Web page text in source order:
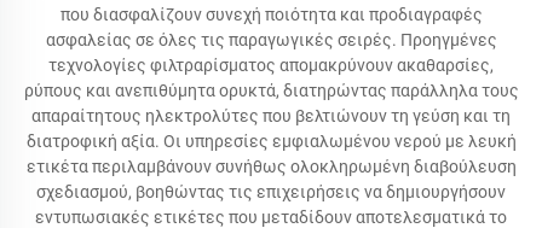
που διασφαλίζουν συνεχή ποιότητα και προδιαγραφές
ασφαλείας σε όλες τις παραγωγικές σειρές. Προηγμένες
τεχνολογίες φιλτραρίσματος απομακρύνουν ακαθαρσίες,
ρύπους και ανεπιθύμητα ορυκτά, διατηρώντας παράλληλα τους
απαραίτητους ηλεκτρολύτες που βελτιώνουν τη γεύση και τη
διατροφική αξία. Οι υπηρεσίες εμφιαλωμένου νερού με λευκή
ετικέτα περιλαμβάνουν συνήθως ολοκληρωμένη διαβούλευση
σχεδιασμού, βοηθώντας τις επιχειρήσεις να δημιουργήσουν
εντυπωσιακές ετικέτες που μεταδίδουν αποτελεσματικά το